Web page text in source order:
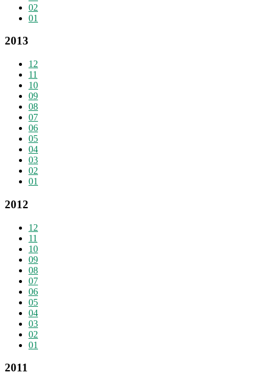
02
01
2013
12
11
10
09
08
07
06
05
04
03
02
01
2012
12
11
10
09
08
07
06
05
04
03
02
01
2011